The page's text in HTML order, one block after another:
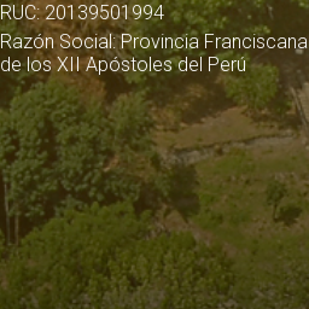
RUC: 20139501994
Razón Social: Provincia Franciscana
de los XII Apóstoles del Perú